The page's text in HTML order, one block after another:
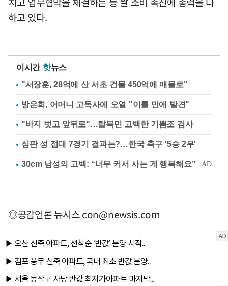
하고 있다.
이시간 핫뉴스
"서장훈, 28억에 산 서초 건물 450억에 매물로"
방은희, 어머니 고독사에 오열 "이틀 만에 발견"
"바지 벗고 앞뒤로"…탈북민 고백한 기쁨조 검사
심판 성 접대 7경기 결과는?…한국 축구 '5승 2무'
◎공감언론 뉴시스con@newsis.com